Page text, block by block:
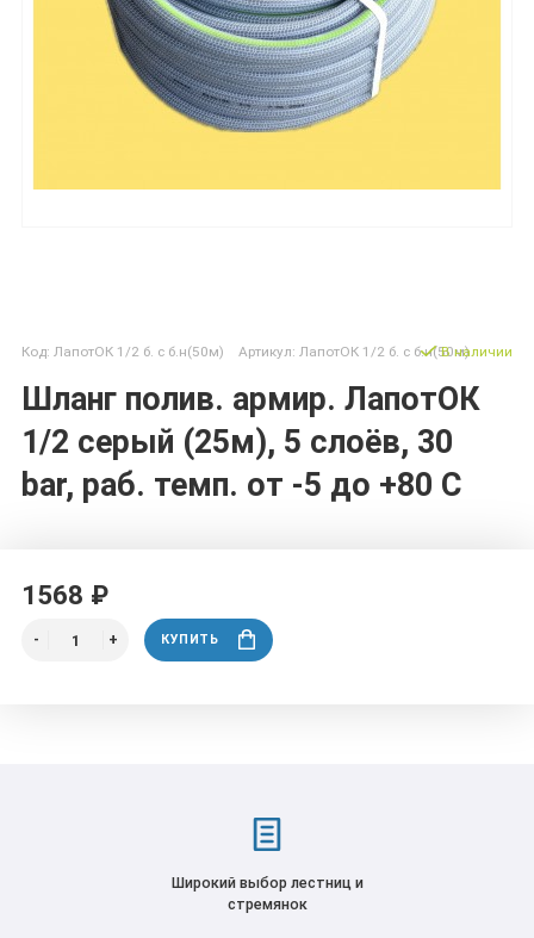
Код: ЛапотОК 1/2 б. с б.н(50м) Артикул: ЛапотОК 1/2 б. с б.н(50м)
Шланг полив. армир. ЛапотОК
1/2 серый (25м), 5 слоёв, 30
bar, раб. темп. от -5 до +80 С
В наличии
1568 ₽
КУПИТЬ
Широкий выбор лестниц и
стремянок